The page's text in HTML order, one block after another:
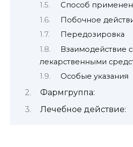
Способ
Побочное
Передозировка
Взаимодействие
лекарственными
Особые указания
Фармгруппа:
Лечебное действие: